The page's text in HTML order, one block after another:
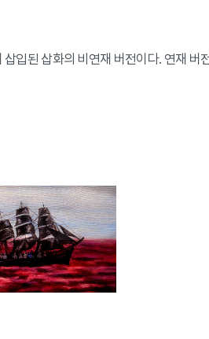
삽입된 삽화의 비연재 버전이다. 연재 버